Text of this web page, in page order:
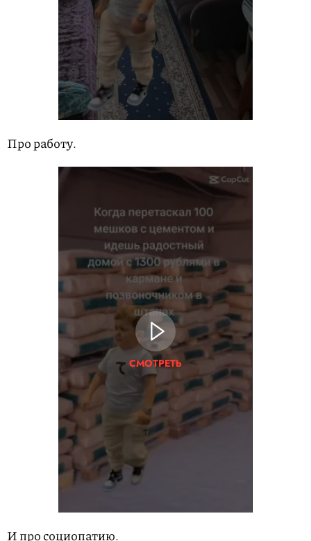
Про работу.
СМОТРЕТЬ
И про социопатию.